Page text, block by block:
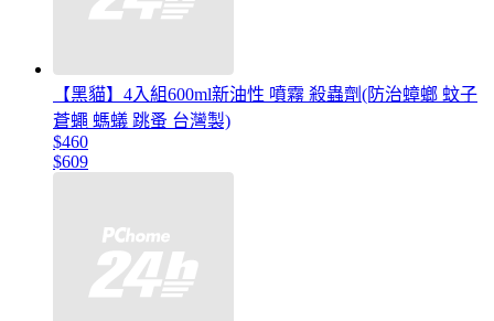
【黑貓】4入組600ml新油性 噴霧 殺蟲劑(防治蟑螂 蚊子
蒼蠅 螞蟻 跳蚤 台灣製)
$460
$609